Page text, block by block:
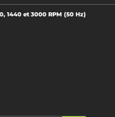
1440 et 3000 RPM (50 Hz)